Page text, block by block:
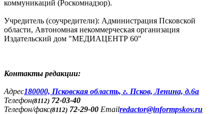
коммуникаций (Роскомнадзор).
Учредитель (соучредители): Администрация Псковской
области, Автономная некоммерческая организация
Издательский дом "МЕДИАЦЕНТР 60"
Контакты редакции:
Адреc180000, Псковская область, г. Псков, Ленина, д.6а
Телефон(8112) 72-03-40
Телефон/факс(8112) 72-29-00 Emailredactor@informpskov.ru